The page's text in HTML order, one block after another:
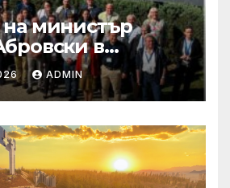
министър
в
„Денят на
NEWS
ADMIN